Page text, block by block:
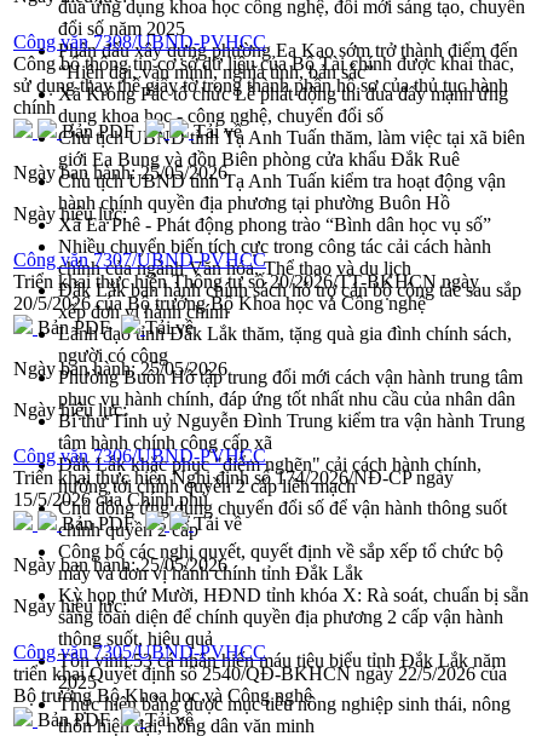
đua ứng dụng khoa học công nghệ, đổi mới sáng tạo, chuyển
đổi số năm 2025
Phấn đấu xây dựng phường Ea Kao sớm trở thành điểm đến
“Hiện đại, văn minh, nghĩa tình, bản sắc”
Xã Krông Pắc tổ chức Lễ phát động thi đua đẩy mạnh ứng
dụng khoa học - công nghệ, chuyển đổi số
Chủ tịch UBND tỉnh Tạ Anh Tuấn thăm, làm việc tại xã biên
giới Ea Bung và đồn Biên phòng cửa khẩu Đắk Ruê
Chủ tịch UBND tỉnh Tạ Anh Tuấn kiểm tra hoạt động vận
hành chính quyền địa phương tại phường Buôn Hồ
Xã Ea Phê - Phát động phong trào “Bình dân học vụ số”
Nhiều chuyển biến tích cực trong công tác cải cách hành
chính của ngành Văn hóa, Thể thao và du lịch
Đắk Lắk ban hành chính sách hỗ trợ cán bộ công tác sau sắp
xếp đơn vị hành chính
Lãnh đạo tỉnh Đắk Lắk thăm, tặng quà gia đình chính sách,
người có công
Phường Buôn Hồ tập trung đổi mới cách vận hành trung tâm
phục vụ hành chính, đáp ứng tốt nhất nhu cầu của nhân dân
Bí thư Tỉnh uỷ Nguyễn Đình Trung kiểm tra vận hành Trung
tâm hành chính công cấp xã
Đắk Lắk khắc phục "điểm nghẽn" cải cách hành chính,
hướng tới chính quyền 2 cấp liền mạch
Chủ động ứng dụng chuyển đổi số để vận hành thông suốt
chính quyền 2 cấp
Công bố các nghị quyết, quyết định về sắp xếp tổ chức bộ
máy và đơn vị hành chính tỉnh Đắk Lắk
Kỳ họp thứ Mười, HĐND tỉnh khóa X: Rà soát, chuẩn bị sẵn
sàng toàn diện để chính quyền địa phương 2 cấp vận hành
thông suốt, hiệu quả
Tôn vinh 53 cá nhân hiến máu tiêu biểu tỉnh Đắk Lắk năm
2025
Thực hiện bằng được mục tiêu nông nghiệp sinh thái, nông
thôn hiện đại, nông dân văn minh
Công văn 7308/UBND-PVHCC
Công bố thông tin cơ sở dữ liệu của Bộ Tài chính được khai thác,
sử dụng thay thế giấy tờ trong thành phần hồ sơ của thủ tục hành
chính
Bản PDF
Tải về
Ngày ban hành:25/05/2026
Ngày hiệu lực:
Công văn 7307/UBND-PVHCC
Triển khai thực hiện Thông tư số 20/2026/TT-BKHCN ngày
20/5/2026 của Bộ trưởng Bộ Khoa học và Công nghệ
Bản PDF
Tải về
Ngày ban hành:25/05/2026
Ngày hiệu lực:
Công văn 7306/UBND-PVHCC
Triển khai thực hiện Nghị định số 174/2026/NĐ-CP ngày
15/5/2026 của Chính phủ
Bản PDF
Tải về
Ngày ban hành:25/05/2026
Ngày hiệu lực:
Công văn 7305/UBND-PVHCC
triển khai Quyết định số 2540/QĐ-BKHCN ngày 22/5/2026 của
Bộ trưởng Bộ Khoa học và Công nghệ
Bản PDF
Tải về